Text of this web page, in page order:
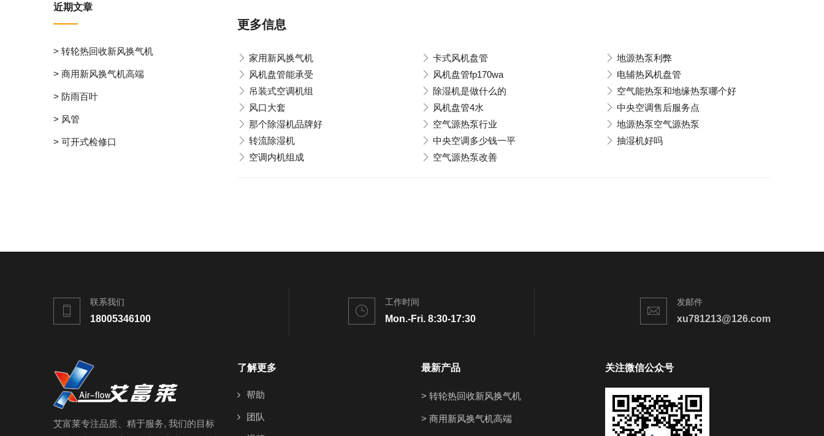
更多信息
家用新风换气机 卡式风机盘管
地源热泵利弊
风机盘管能承受
风机盘管fp170wa
电辅热风机盘管
吊装式空调机组
除湿机是做什么的
空气能热泵和地缘热泵哪个好
风口大套
风机盘管4水
中央空调售后服务点
那个除湿机品牌好
空气源热泵行业
地源热泵空气源热泵
转流除湿机
中央空调多少钱一平
抽湿机好吗
空调内机组成
空气源热泵改善
近期文章
> 转轮热回收新风换气机
> 商用新风换气机高端
> 防雨百叶
> 风管
> 可开式检修口
联系我们
18005346100
工作时间
Mon.-Fri. 8:30-17:30
发邮件
xu781213@126.com
艾富莱专注品质、精于服务, 我们的目标
了解更多
帮助
团队
最新产品
> 转轮热回收新风换气机
> 商用新风换气机高端
关注微信公众号